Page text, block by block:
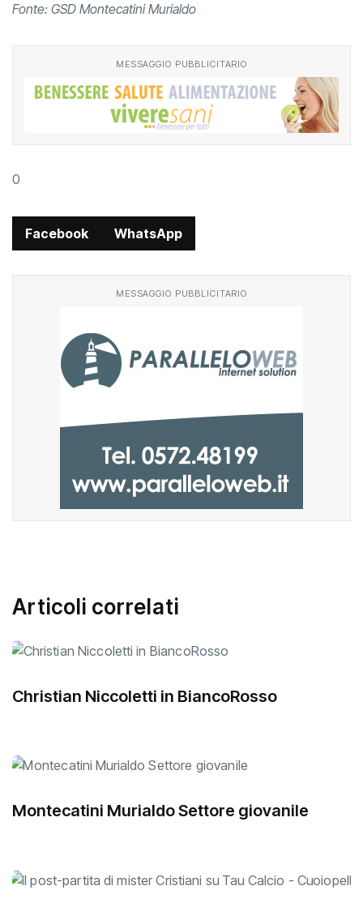
Fonte: GSD Montecatini Murialdo
MESSAGGIO PUBBLICITARIO
0
Facebook WhatsApp
MESSAGGIO PUBBLICITARIO
Articoli correlati
Christian Niccoletti in BiancoRosso
Montecatini Murialdo Settore giovanile